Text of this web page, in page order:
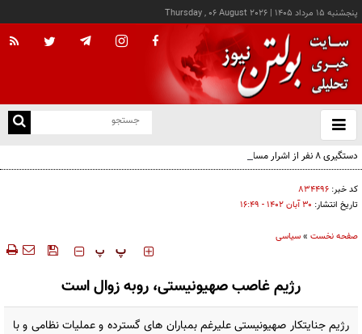
پنجشنبه ۱۵ مرداد ۱۴۰۵ |
Thursday , 06 August 2026
باز
و
دستگیری ۸ نفر از اشرار مسلح شاخص و مرتبطین گروهک‌های تروریستی
کد خبر: ۸۳۴۴۹۶
تاریخ انتشار: ۳۰ آبان ۱۴۰۲ - ۱۶:۴۹
صفحه نخست »سیاسی
‍‍‍ پ پ
رژیم غاصب صهیونیستی، روبه زوال است
رژیم جنایتکار صهیونیستی علیرغم بمباران های گسترده و عملیات نظامی و با